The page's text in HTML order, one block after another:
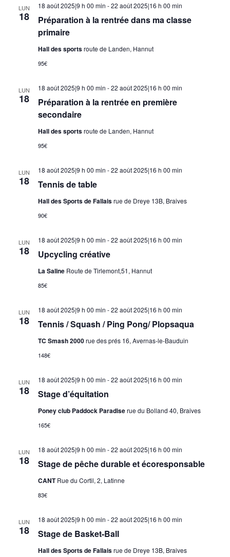
LUN
18
Préparation à la rentrée dans ma classe
primaire
18 août 2025|9 h 00 min -22 août 2025|16 h 00 min
Hall des sportsroute de Landen, Hannut
95€
LUN
18
Préparation à la rentrée en première
secondaire
18 août 2025|9 h 00 min -22 août 2025|16 h 00 min
Hall des sportsroute de Landen, Hannut
95€
LUN
18 Tennis de table
18 août 2025|9 h 00 min -22 août 2025|16 h 00 min
Hall des Sports de Fallaisrue de Dreye 13B, Braives
90€
LUN
18 Upcycling créative
18 août 2025|9 h 00 min -22 août 2025|16 h 00 min
La Saline Route de Tirlemont,51, Hannut
85€
LUN
18 Tennis / Squash / Ping Pong/ Plopsaqua
18 août 2025|9 h 00 min -22 août 2025|16 h 00 min
TC Smash 2000rue des prés 16, Avernas-le-Bauduin
148€
LUN
18 Stage d’équitation
18 août 2025|9 h 00 min -22 août 2025|16 h 00 min
Poney club Paddock Paradiserue du Bolland 40, Braives
165€
LUN
18 Stage de pêche durable et écoresponsable
18 août 2025|9 h 00 min -22 août 2025|16 h 00 min
CANTRue du Cortil, 2, Latinne
83€
LUN
18 Stage de Basket-Ball
18 août 2025|9 h 00 min -22 août 2025|16 h 00 min
Hall des Sports de Fallaisrue de Dreye 13B, Braives